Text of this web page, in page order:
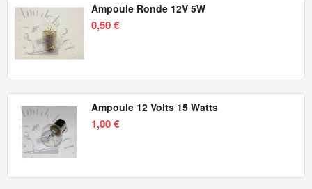
Ampoule Ronde 12V 5W
0,50 €
Ampoule 12 Volts 15 Watts
1,00 €